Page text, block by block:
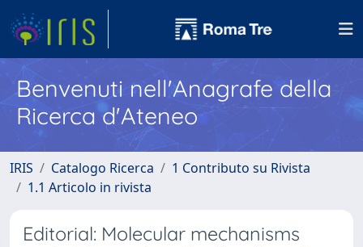
Benvenuti nell'Anagrafe della
Ricerca d'Ateneo
IRIS Catalogo Ricerca
1 Contributo su Rivista
1.1 Articolo in rivista
Editorial: Molecular mechanisms